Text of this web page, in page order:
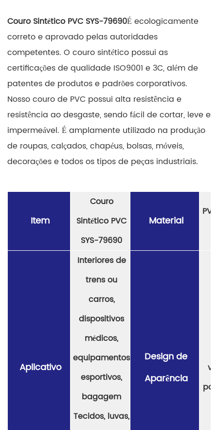
Couro Sintético PVC SYS-79690É ecologicamente
correto e aprovado pelas autoridades
competentes. O couro sintético possui as
certificações de qualidade ISO9001 e 3C, além de
patentes de produtos e padrões corporativos.
Nosso couro de PVC possui alta resistência e
resistência ao desgaste, sendo fácil de cortar, leve e
impermeável. É amplamente utilizado na produção
de roupas, calçados, chapéus, bolsas, móveis,
decorações e todos os tipos de peças industriais.
Item
Couro
Sintético PVC
SYS-79690
Material
Aplicativo
Interiores de
trens ou
carros,
dispositivos
médicos,
equipamentos
esportivos,
bagagem
Tecidos, luvas,
Design de
Aparência